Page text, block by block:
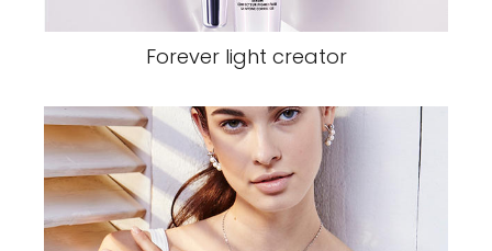
Forever light creator